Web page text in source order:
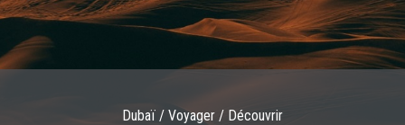
Dubaï / Voyager / Découvrir